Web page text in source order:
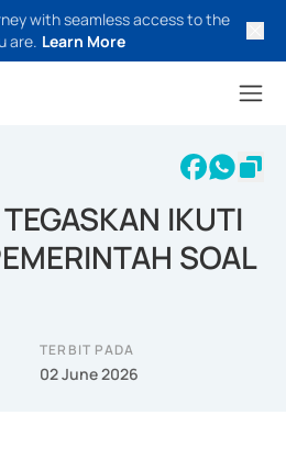
with seamless access to the
are. Learn More
IKUTI
SOAL
TERBIT PADA
02 June 2026